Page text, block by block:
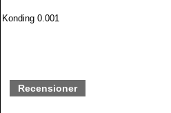
Konding 0.001
Recensioner